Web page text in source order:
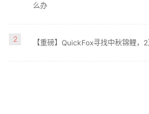
么办
2 【重磅】QuickFox寻找中秋锦鲤，2